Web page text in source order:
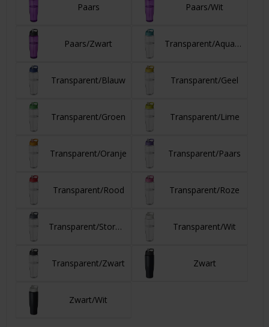
Paars Paars/Wit
Paars/Zwart Transparent/Aquablauw
Transparent/Blauw Transparent/Geel
Transparent/Groen Transparent/Lime
Transparent/Oranje Transparent/Paars
Transparent/Rood Transparent/Roze
Transparent/Stormgrijs Transparent/Wit
Transparent/Zwart Zwart
Zwart/Wit